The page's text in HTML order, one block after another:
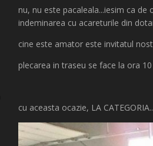
nu, nu este pacaleala...iesim ca
indeminarea cu acareturile din
cine este amator este invitatul
plecarea in traseu se face la ora
cu aceasta ocazie, LA